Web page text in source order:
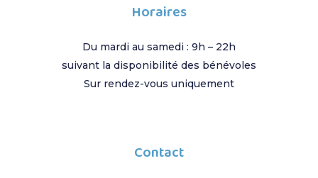
Horaires
Du mardi au samedi : 9h – 22h
suivant la disponibilité des bénévoles
Sur rendez-vous uniquement
Contact